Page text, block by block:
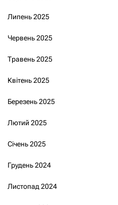
Липень 2025
Червень 2025
Травень 2025
Квітень 2025
Березень 2025
Лютий 2025
Січень 2025
Грудень 2024
Листопад 2024